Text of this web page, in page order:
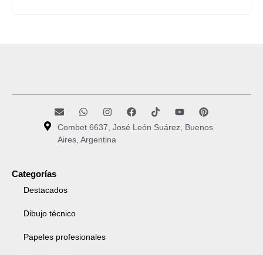
Combet 6637, José León Suárez, Buenos
Aires, Argentina
Categorías
Destacados
Dibujo técnico
Papeles profesionales